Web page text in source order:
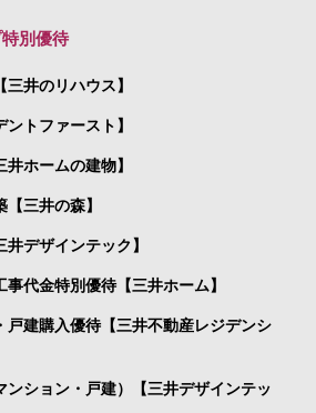
別優待
井のリハウス】
トファースト】
ホームの建物】
三井の森】
デザインテック】
代金特別優待【三井ホーム】
戸建購入優待【三井不動産レジデンシ
ンション・戸建）【三井デザインテッ